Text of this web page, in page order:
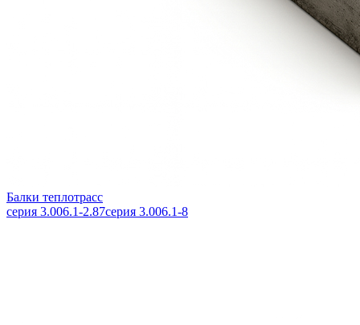
Балки теплотрасс
серия 3.006.1-2.87серия 3.006.1-8